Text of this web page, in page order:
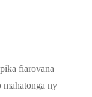
fiarovana
mahatonga ny